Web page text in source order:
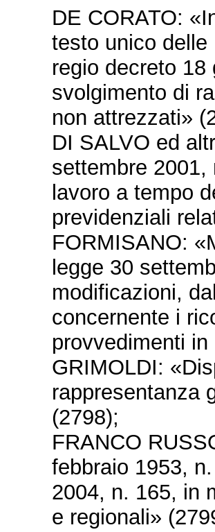
DE CORATO:
testo unico
regio decreto
svolgimento di
non attrezzati»
DI SALVO ed
settembre
lavoro a tempo
previdenziali
FORMISANO:
legge 30
modificazioni,
concernente i
provvedimenti
GRIMOLDI:
rappresentanza
(2798);
FRANCO
febbraio 1953,
2004, n. 165, in
e regionali»